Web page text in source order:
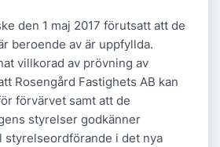
den 1 maj 2017 förutsatt att de
beroende av är uppfyllda.
villkorad av prövning av
Rosengård Fastighets AB kan
förvärvet samt att de
styrelser godkänner
styrelseordförande i det nya